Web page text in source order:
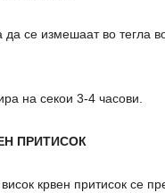
да се измешаат во тегла
на секои 3-4 часови.
ПРИТИСОК
крвен притисок се